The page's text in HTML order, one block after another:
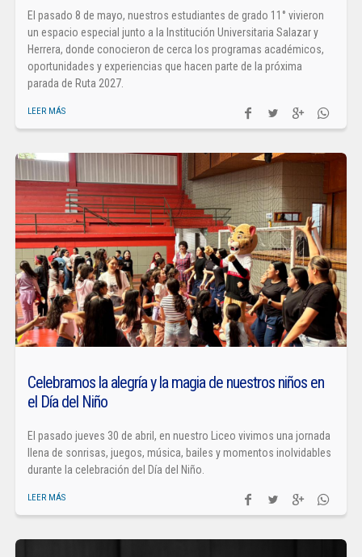
El pasado 8 de mayo, nuestros estudiantes de grado 11° vivieron
un espacio especial junto a la Institución Universitaria Salazar y
Herrera, donde conocieron de cerca los programas académicos,
oportunidades y experiencias que hacen parte de la próxima
parada de Ruta 2027.
LEER MÁS
Celebramos la alegría y la magia de nuestros niños en
el Día del Niño
El pasado jueves 30 de abril, en nuestro Liceo vivimos una jornada
llena de sonrisas, juegos, música, bailes y momentos inolvidables
durante la celebración del Día del Niño.
LEER MÁS